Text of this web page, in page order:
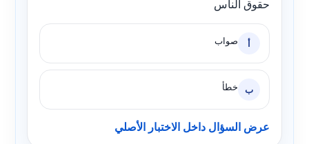
حقوق الناس
أ صواب
ب خطأ
عرض السؤال داخل الاختبار الأصلي